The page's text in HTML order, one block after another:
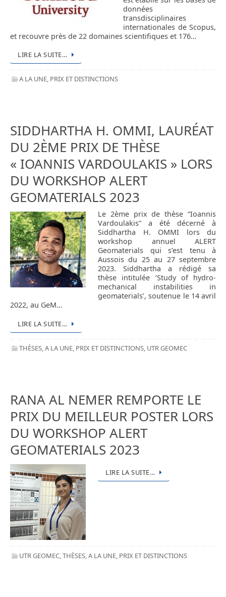
données
transdisciplinaires
internationales de Scopus,
et recouvre près de 22 domaines scientifiques et 176…
LIRE LA SUITE…
A LA UNE, PRIX ET DISTINCTIONS
SIDDHARTHA H. OMMI, LAURÉAT
DU 2ÈME PRIX DE THÈSE
« IOANNIS VARDOULAKIS » LORS
DU WORKSHOP ALERT
GEOMATERIALS 2023
Le 2ème prix de thèse “Ioannis
Vardoulakis” a été décerné à
Siddhartha H. OMMI lors du
workshop annuel ALERT
Geomaterials qui s’est tenu à
Aussois du 25 au 27 septembre
2023. Siddhartha a rédigé sa
thèse intitulée ‘Study of hydro-
mechanical instabilities in
geomaterials’, soutenue le 14 avril
2022, au GeM…
LIRE LA SUITE…
THÈSES,A LA UNE, PRIX ET DISTINCTIONS, UTR GEOMEC
RANA AL NEMER REMPORTE LE
PRIX DU MEILLEUR POSTER LORS
DU WORKSHOP ALERT
GEOMATERIALS 2023
LIRE LA SUITE…
UTR GEOMEC,THÈSES,A LA UNE, PRIX ET DISTINCTIONS